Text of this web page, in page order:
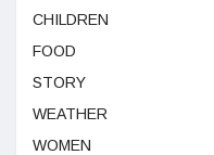
CHILDREN
FOOD
STORY
WEATHER
WOMEN